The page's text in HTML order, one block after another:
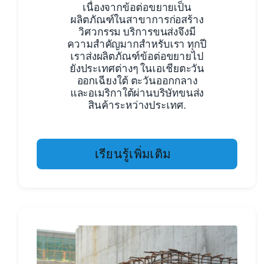
เนื่องจากข้อต่อขยายเป็น
ผลิตภัณฑ์ในสาขาการก่อสร้าง
วิศวกรรม บริการขนส่งจึงมี
ความสำคัญมากสำหรับเรา ทุกปี
เราส่งผลิตภัณฑ์ข้อต่อขยายไป
ยังประเทศต่างๆ ในเอเชียตะวัน
ออกเฉียงใต้ ตะวันออกกลาง
และอเมริกาใต้ผ่านบริษัทขนส่ง
สินค้าระหว่างประเทศ.
เรียนรู้เพิ่มเติม